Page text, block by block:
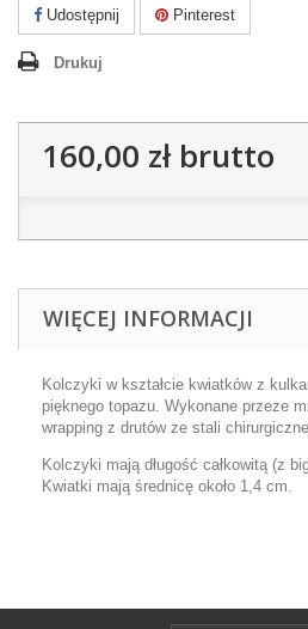
Udostępnij Pinterest
Drukuj
160,00 złbrutto
WIĘCEJ INFORMACJI
Kolczyki w kształcie kwiatków z
pięknego topazu. Wykonane przeze
wrapping z drutów ze stali
Kolczyki mają długość całkowitą (z
Kwiatki mają średnicę około 1,4 cm.